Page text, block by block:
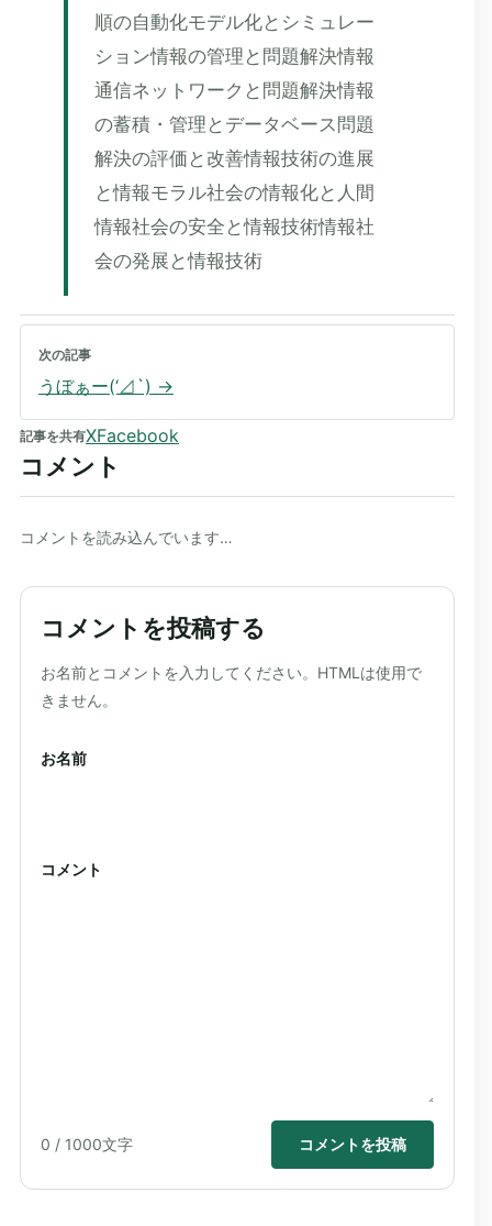
順の自動化モデル化とシミュレー
ション情報の管理と問題解決情報
通信ネットワークと問題解決情報
の蓄積・管理とデータベース問題
解決の評価と改善情報技術の進展
と情報モラル社会の情報化と人間
情報社会の安全と情報技術情報社
会の発展と情報技術
次の記事
うぼぁー(‘⊿`) →
記事を共有XFacebook
コメント
コメントを読み込んでいます…
コメントを投稿する
お名前とコメントを入力してください。HTMLは使用で
きません。
お名前
コメント
0 / 1000文字 コメントを投稿
ウェブサイト